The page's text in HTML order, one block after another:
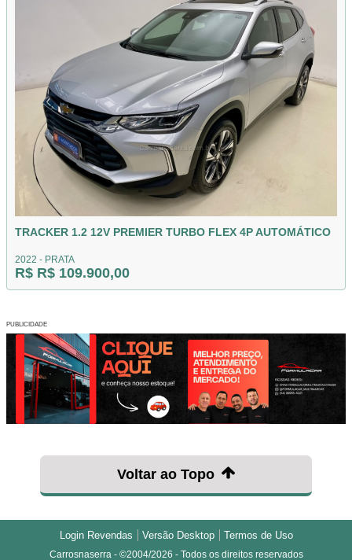
TRACKER 1.2 12V PREMIER TURBO FLEX 4P AUTOMÁTICO
2022 - PRATA
R$ R$ 109.900,00
PUBLICIDADE
Voltar ao Topo
Login Revendas Versão Desktop Termos de Uso
Carrosnaserra - ©2004/2026 - Todos os direitos reservados